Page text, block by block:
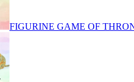
FIGURINE GAME OF